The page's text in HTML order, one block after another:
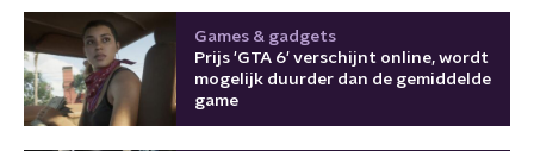
Games & gadgets
Prijs 'GTA 6' verschijnt online, wordt
mogelijk duurder dan de gemiddelde
game